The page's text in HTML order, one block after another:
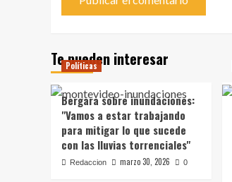
Te pueden interesar
Políticas
Bergara sobre inundaciones:
"Vamos a estar trabajando
para mitigar lo que sucede
con las lluvias torrenciales"
Redaccion marzo 30, 2026 0